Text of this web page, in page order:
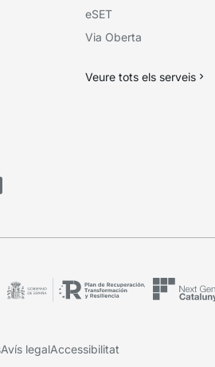
eSET
Via Oberta
Veure tots els serveis
Avís legalAccessibilitat